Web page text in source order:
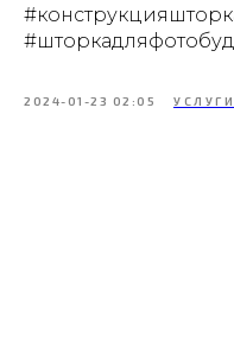
2024-01-23 02:05 УСЛУГИ